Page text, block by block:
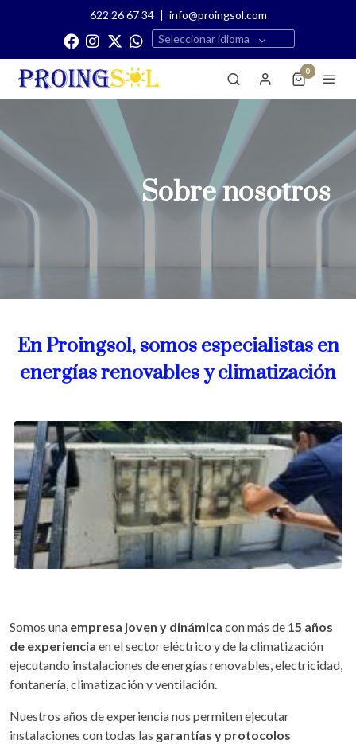
622 26 67 34 | info@proingsol.com
Seleccionar idioma
0
Sobre nosotros
En Proingsol, somos especialistas en
energías renovables y climatización
Somos una empresa joven y dinámica con más de 15 años
de experiencia en el sector eléctrico y de la climatización
ejecutando instalaciones de energías renovables, electricidad,
fontanería, climatización y ventilación.
Nuestros años de experiencia nos permiten ejecutar
instalaciones con todas las garantías y protocolos